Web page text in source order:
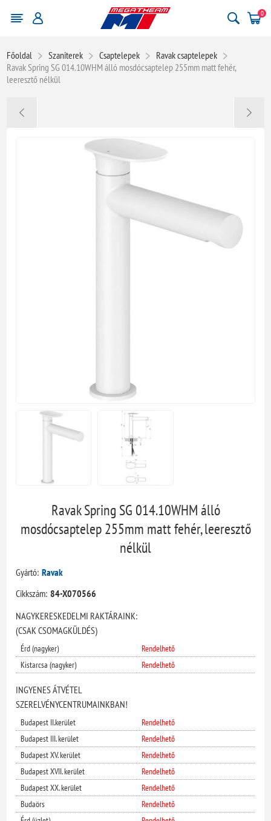
0
Főoldal Szaniterek Csaptelepek
Ravak csaptelepek
Ravak Spring SG 014.10WHM álló mosdócsaptelep 255mm matt fehér,
leeresztő nélkül
Ravak Spring SG 014.10WHM álló
mosdócsaptelep 255mm matt fehér, leeresztő
nélkül
Gyártó: Ravak
Cikkszám: 84-X070566
NAGYKERESKEDELMI RAKTÁRAINK:
(CSAK CSOMAGKÜLDÉS)
Érd (nagyker)
Rendelhető
Kistarcsa (nagyker)
Rendelhető
INGYENES ÁTVÉTEL
SZERELVÉNYCENTRUMAINKBAN!
Budapest II.kerület
Rendelhető
Budapest III. kerület
Rendelhető
Budapest XV. kerület
Rendelhető
Budapest XVII. kerület
Rendelhető
Budapest XX. kerület
Rendelhető
Budaörs
Rendelhető